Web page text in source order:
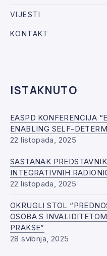
VIJESTI
KONTAKT
ISTAKNUTO
EASPD KONFERENCIJA
ENABLING SELF-
22 listopada, 2025
SASTANAK
INTEGRATIVNIH
22 listopada, 2025
OKRUGLI STOL
OSOBA S
PRAKSE”
28 svibnja, 2025